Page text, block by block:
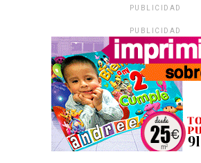
PUBLICIDAD
PUBLICIDAD